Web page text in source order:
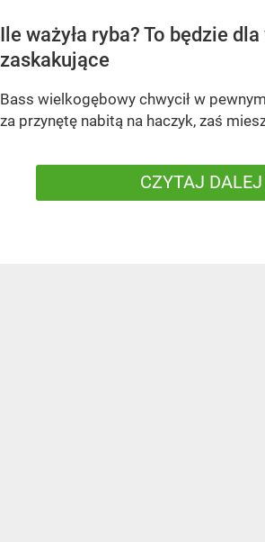
Ile ważyła ryba? To będzie
zaskakujące
Bass wielkogębowy chwycił w
za przynętę nabitą na haczyk, zaś
CZYTAJ DALEJ